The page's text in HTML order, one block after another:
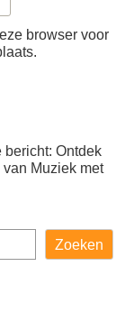
browser voor
bericht: Ontdek
Muziek met
Zoeken